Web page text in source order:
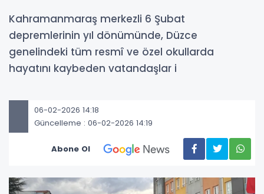
Kahramanmaraş merkezli 6 Şubat
depremlerinin yıl dönümünde, Düzce
genelindeki tüm resmî ve özel okullarda
hayatını kaybeden vatandaşlar i
06-02-2026 14:18
Güncelleme : 06-02-2026 14:19
Abone Ol